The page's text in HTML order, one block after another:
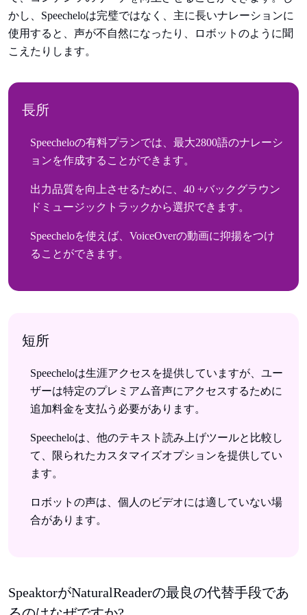
かし、Speecheloは完璧ではなく、主に長いナレーションに
使用すると、声が不自然になったり、ロボットのように聞
こえたりします。
長所
Speecheloの有料プランでは、最大2800語のナレーシ
ョンを作成することができます。
出力品質を向上させるために、40 +バックグラウン
ドミュージックトラックから選択できます。
Speecheloを使えば、VoiceOverの動画に抑揚をつけ
ることができます。
短所
Speecheloは生涯アクセスを提供していますが、ユー
ザーは特定のプレミアム音声にアクセスするために
追加料金を支払う必要があります。
Speecheloは、他のテキスト読み上げツールと比較し
て、限られたカスタマイズオプションを提供してい
ます。
ロボットの声は、個人のビデオには適していない場
合があります。
SpeaktorがNaturalReaderの最良の代替手段であ